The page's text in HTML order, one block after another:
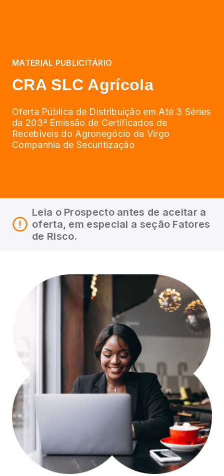
MATERIAL PUBLICITÁRIO
CRA SLC Agrícola
Oferta Pública de Distribuição em Até 3 Séries
da 203ª Emissão de Certificados de
Recebíveis do Agronegócio da Virgo
Companhia de Securitização
Leia o Prospecto antes de aceitar a
oferta, em especial a seção Fatores
de Risco.